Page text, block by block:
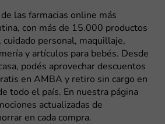
las farmacias online más
con más de 15.000 productos
cuidado personal, maquillaje,
y artículos para bebés. Desde
podés aprovechar descuentos
en AMBA y retiro sin cargo en
todo el país. En nuestra página
actualizadas de
en cada compra.